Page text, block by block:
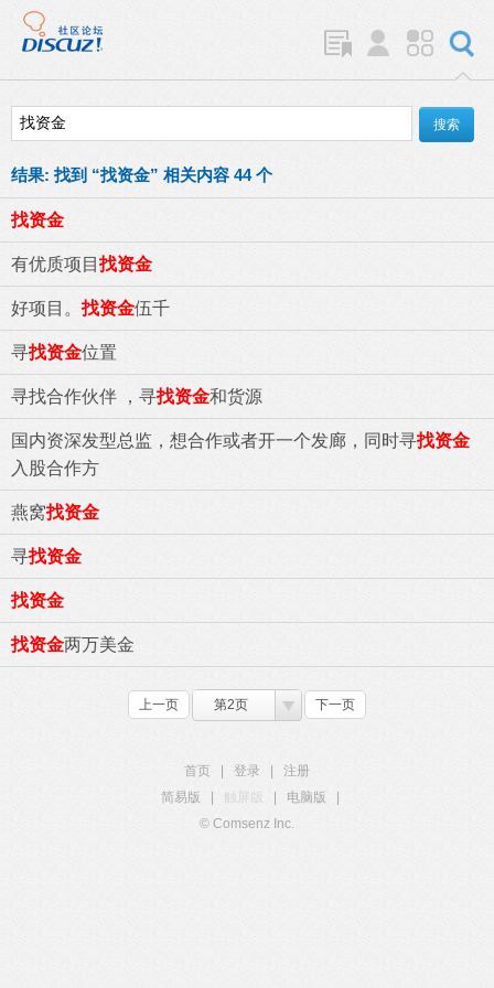
结果: 找到 “找资金” 相关内容 44 个
找资金
有优质项目 找资金
好项目。 找资金伍千
寻找资金位置
寻找合作伙伴 ，寻找资金和货源
国内资深发型总监，想合作或者开一个发廊，同时寻找资金
入股合作方
燕窝找资金
寻找资金
找资金
找资金两万美金
上一页 第2页 下一页
首页 登录
注册
简易版
触屏版 电脑版
© Comsenz Inc.